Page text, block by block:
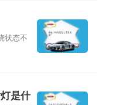
状态不
是什